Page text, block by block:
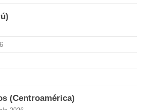
(Centroamérica)